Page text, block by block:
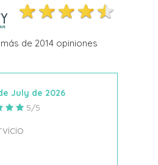
más de 2014opiniones
July de 2026
5/5